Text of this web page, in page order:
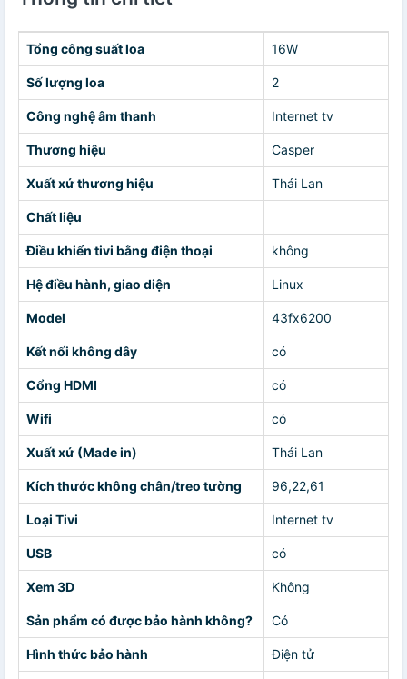
Tổng công suất loa 16W
Số lượng loa 2
Công nghệ âm thanh Internet tv
Thương hiệu Casper
Xuất xứ thương hiệu Thái Lan
Chất liệu
Điều khiển tivi bằng điện thoại không
Hệ điều hành, giao diện Linux
Model 43fx6200
Kết nối không dây có
Cổng HDMI có
Wifi có
Xuất xứ (Made in) Thái Lan
Kích thước không chân/treo tường 96,22,61
Loại Tivi Internet tv
USB có
Xem 3D Không
Sản phẩm có được bảo hành không? Có
Hình thức bảo hành Điện tử